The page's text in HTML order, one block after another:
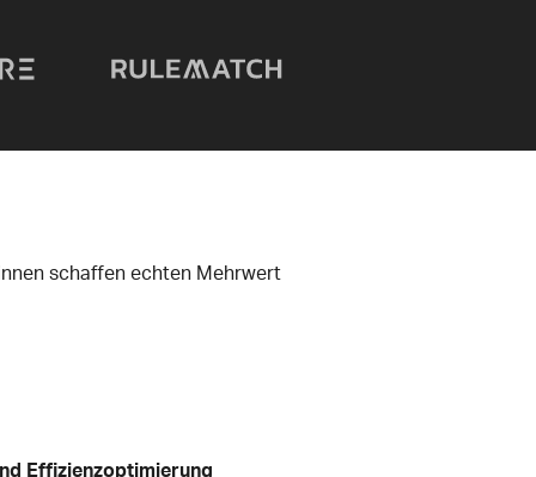
schaffen echten Mehrwert
Effizienzoptimierung